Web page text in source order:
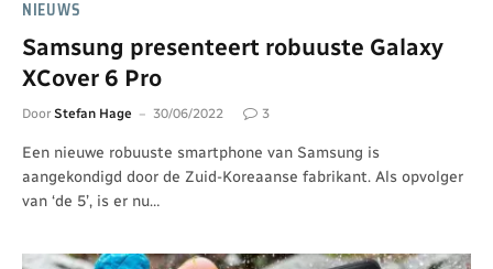
NIEUWS
Samsung presenteert robuuste Galaxy
XCover 6 Pro
Door Stefan Hage 30/06/2022 3
Een nieuwe robuuste smartphone van Samsung is
aangekondigd door de Zuid-Koreaanse fabrikant. Als opvolger
van ‘de 5’, is er nu…